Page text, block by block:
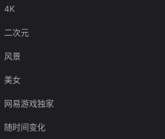
4K
二次元
风景
美女
网易游戏独家
随时间变化